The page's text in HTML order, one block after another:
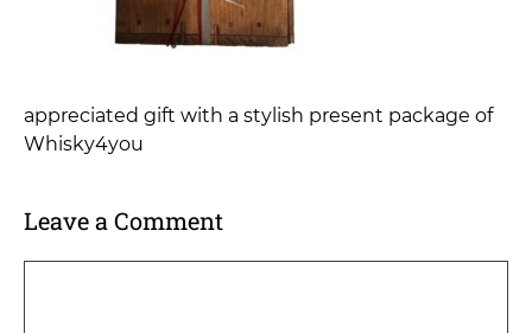
appreciated gift with a stylish present package of
Whisky4you
Leave a Comment